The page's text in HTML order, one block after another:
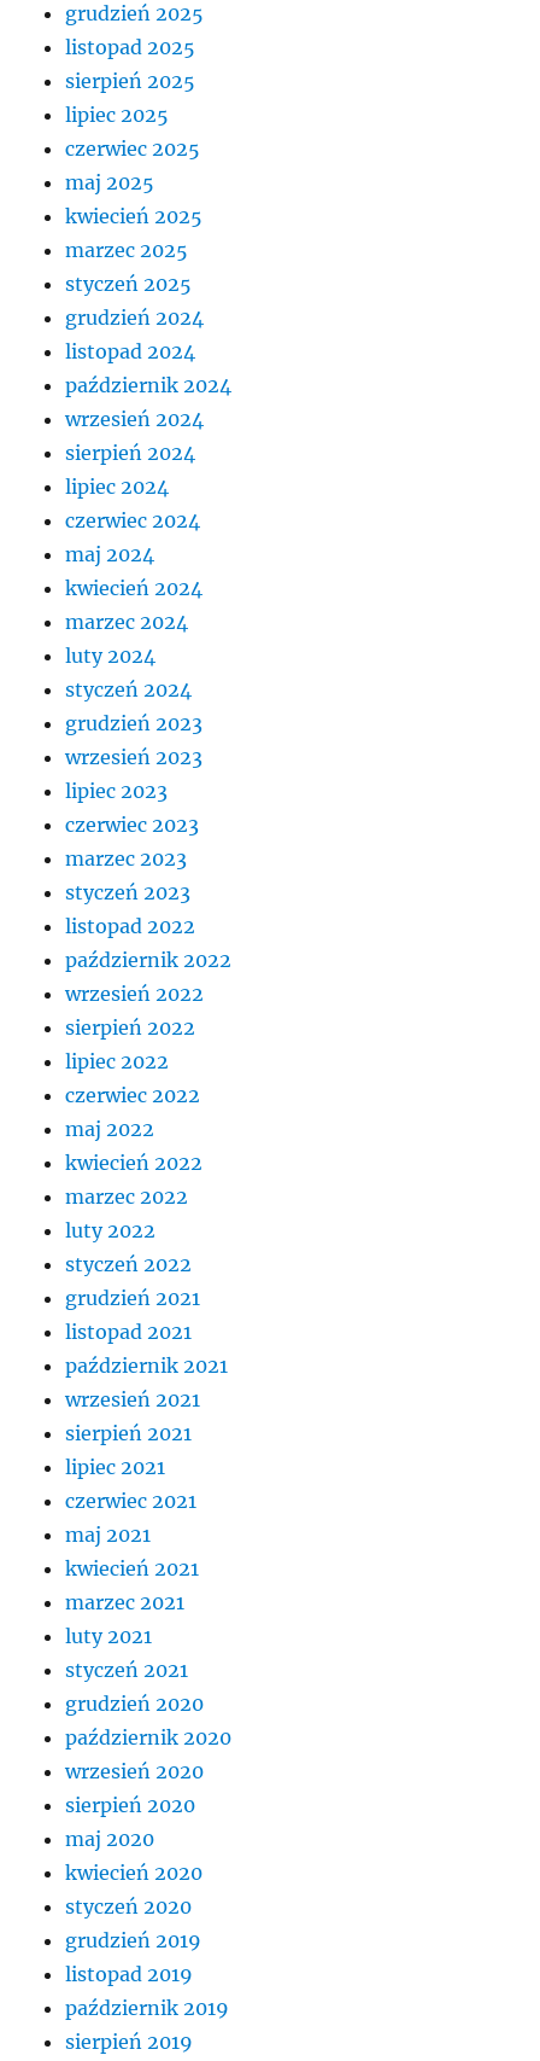
grudzień 2025
listopad 2025
sierpień 2025
lipiec 2025
czerwiec 2025
maj 2025
kwiecień 2025
marzec 2025
styczeń 2025
grudzień 2024
listopad 2024
październik 2024
wrzesień 2024
sierpień 2024
lipiec 2024
czerwiec 2024
maj 2024
kwiecień 2024
marzec 2024
luty 2024
styczeń 2024
grudzień 2023
wrzesień 2023
lipiec 2023
czerwiec 2023
marzec 2023
styczeń 2023
listopad 2022
październik 2022
wrzesień 2022
sierpień 2022
lipiec 2022
czerwiec 2022
maj 2022
kwiecień 2022
marzec 2022
luty 2022
styczeń 2022
grudzień 2021
listopad 2021
październik 2021
wrzesień 2021
sierpień 2021
lipiec 2021
czerwiec 2021
maj 2021
kwiecień 2021
marzec 2021
luty 2021
styczeń 2021
grudzień 2020
październik 2020
wrzesień 2020
sierpień 2020
maj 2020
kwiecień 2020
styczeń 2020
grudzień 2019
listopad 2019
październik 2019
sierpień 2019